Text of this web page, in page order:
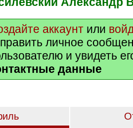
аккаунт или
личное
и увидеть
данные